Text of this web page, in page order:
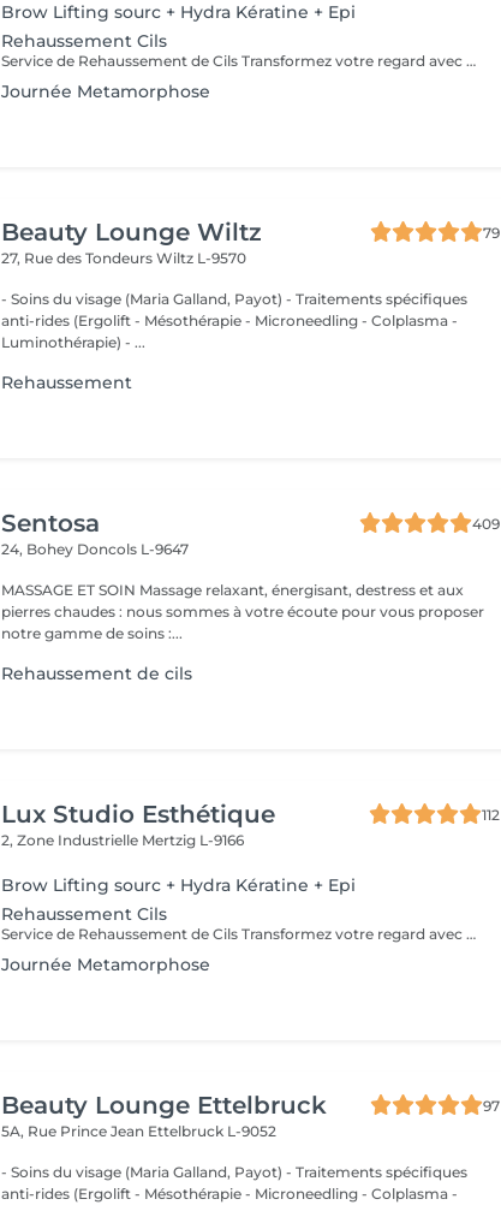
Brow Lifting sourc + Hydra Kératine + Epi
Rehaussement Cils
Service de Rehaussement de Cils Transformez votre regard avec notre service de rehaussement de cils, disponible avec ou sans teinture. Notre technique avancée inclut : - *Courbure Durable* : Nous sublimons vos cils naturels en leur apportant une courbure élégante et durable. - *Option avec Teinture* : Pour un effet encore plus spectaculaire, ajoutez de la couleur à vos cils, vous libérant ainsi de l'utilisation quotidienne de mascara. - *Hydratation Incluse* : Nos traitements incluent une hydratation profonde, garantissant des cils sains et forts. ### Entretien Pour maintenir l'effet souhaité et éviter d'endommager vos cils, nous recommandons de refaire le traitement toutes les 4 à 6 semaines. Ainsi, vous assurez un regard toujours éblouissant tout en préservant la santé de vos cils. Prenez rendez-vous dès aujourd'hui et sublimez la beauté naturelle de vos yeux !
Journée Metamorphose
Beauty Lounge Wiltz
79
27, Rue des TondeursWiltz L-9570
- Soins du visage (Maria Galland, Payot) - Traitements spécifiques
anti-rides (Ergolift - Mésothérapie - Microneedling - Colplasma -
Luminothérapie) - ...
Rehaussement
Sentosa
409
24, Bohey Doncols L-9647
MASSAGE ET SOIN Massage relaxant, énergisant, destress et aux
pierres chaudes : nous sommes à votre écoute pour vous proposer
notre gamme de soins :...
Rehaussement de cils
Lux Studio Esthétique
112
2, Zone Industrielle Mertzig L-9166
Brow Lifting sourc + Hydra Kératine + Epi
Rehaussement Cils
Service de Rehaussement de Cils Transformez votre regard avec notre service de rehaussement de cils, disponible avec ou sans teinture. Notre technique avancée inclut : - *Courbure Durable* : Nous sublimons vos cils naturels en leur apportant une courbure élégante et durable. - *Option avec Teinture* : Pour un effet encore plus spectaculaire, ajoutez de la couleur à vos cils, vous libérant ainsi de l'utilisation quotidienne de mascara. - *Hydratation Incluse* : Nos traitements incluent une hydratation profonde, garantissant des cils sains et forts. ### Entretien Pour maintenir l'effet souhaité et éviter d'endommager vos cils, nous recommandons de refaire le traitement toutes les 4 à 6 semaines. Ainsi, vous assurez un regard toujours éblouissant tout en préservant la santé de vos cils. Prenez rendez-vous dès aujourd'hui et sublimez la beauté naturelle de vos yeux !
Journée Metamorphose
Beauty Lounge Ettelbruck
97
5A, Rue Prince Jean Ettelbruck L-9052
- Soins du visage (Maria Galland, Payot) - Traitements spécifiques
anti-rides (Ergolift - Mésothérapie - Microneedling - Colplasma -